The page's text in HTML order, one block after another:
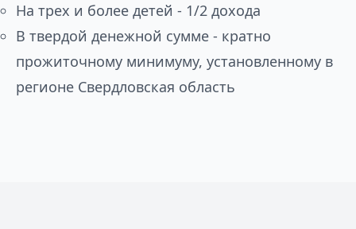
На трех и более детей - 1/2 дохода
В твердой денежной сумме - кратно
прожиточному минимуму, установленному в
регионе Свердловская область